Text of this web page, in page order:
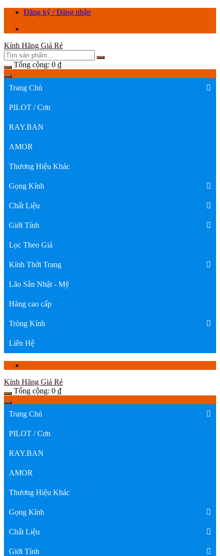
ChuyểnĐăng ký / Đăng nhập
Kính Hãng Giá Rẻ
Tổng cộng: 0 ₫
Trang Chủ
PILOT / Cơn
RAY.BAN
AMOR
Thương Hiệu Khác
Gọng Kính
Chất Liệu
Giới Tính
Lọc Theo Giá
Kính Thời Trang
Lão Sẵn Nhật - Mỹ
Hàng cao cấp
Tròng Kính
Liên Hệ
Kính Hãng Giá Rẻ
Tổng cộng: 0 ₫
Trang Chủ
PILOT / Cơn
RAY.BAN
AMOR
Thương Hiệu Khác
Gọng Kính
Chất Liệu
Giới Tính